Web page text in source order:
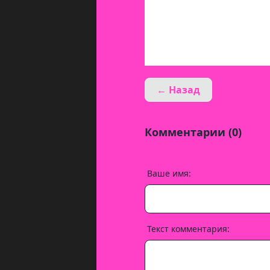
← Назад
Комментарии (0)
Ваше имя:
Текст комментария: